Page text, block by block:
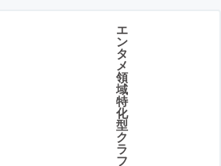
エ
ン
タ
メ
領
域
特
化
型
ク
ラ
フ